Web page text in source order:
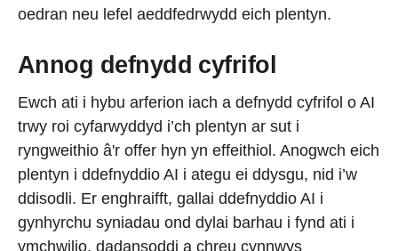
oedran neu lefel aeddfedrwydd eich plentyn.
Annog defnydd cyfrifol
Ewch ati i hybu arferion iach a defnydd cyfrifol o AI
trwy roi cyfarwyddyd i’ch plentyn ar sut i
ryngweithio â'r offer hyn yn effeithiol. Anogwch eich
plentyn i ddefnyddio AI i ategu ei ddysgu, nid i’w
ddisodli. Er enghraifft, gallai ddefnyddio AI i
gynhyrchu syniadau ond dylai barhau i fynd ati i
ymchwilio, dadansoddi a chreu cynnwys